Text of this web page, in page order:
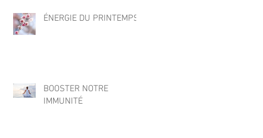
ÉNERGIE DU PRINTEMPS
BOOSTER NOTRE
IMMUNITÉ